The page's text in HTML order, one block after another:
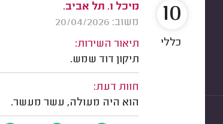
מיכל ו. תל אביב.
משוב: 20/04/2026
תיאור השירות:
תיקון דוד שמש.
חוות דעת:
הוא היה מעולה, עשר מעשר.
10
כללי